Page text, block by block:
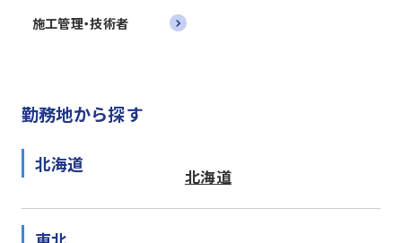
施工管理・技術者
勤務地から探す
北海道
北海道